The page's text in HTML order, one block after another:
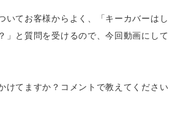
いてお客様からよく、「キーカバーはし
」と質問を受けるので、今回動画にして
けてますか？コメントで教えてください